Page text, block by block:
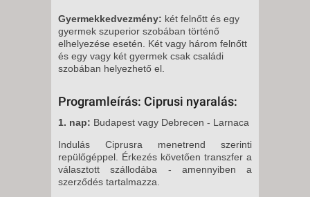
Gyermekkedvezmény: két felnőtt és egy
gyermek szuperior szobában történő
elhelyezése esetén. Két vagy három felnőtt
és egy vagy két gyermek csak családi
szobában helyezhető el.
Programleírás: Ciprusi nyaralás:
1. nap: Budapest vagy Debrecen - Larnaca
Indulás Ciprusra menetrend szerinti
repülőgéppel. Érkezés követően transzfer a
választott szállodába - amennyiben a
szerződés tartalmazza.